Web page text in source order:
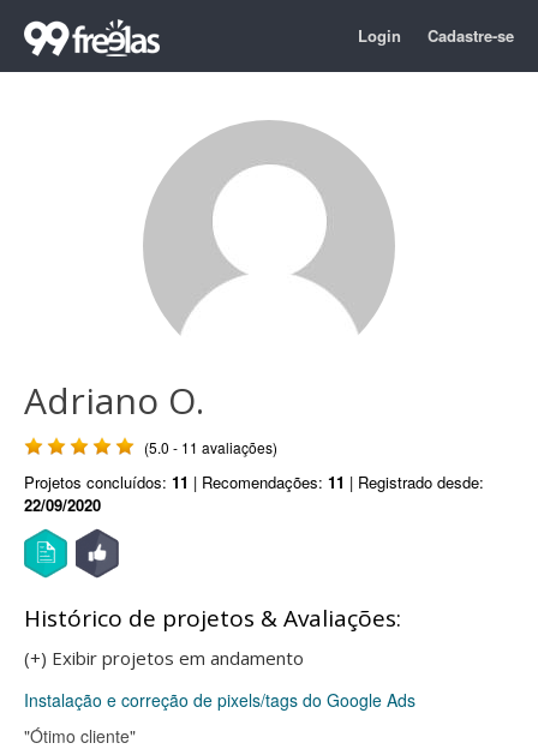
Login Cadastre-se
Adriano O.
(5.0 - 11 avaliações)
Projetos concluídos: 11 | Recomendações: 11 | Registrado desde:
22/09/2020
Histórico de projetos & Avaliações:
(+) Exibir projetos em andamento
Instalação e correção de pixels/tags do Google Ads
"Ótimo cliente"